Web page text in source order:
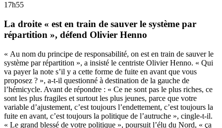
17h55
La droite « est en train de sauver le système par
répartition », défend Olivier Henno
« Au nom du principe de responsabilité, on est en train de sauver le
système par répartition », a insisté le centriste Olivier Henno. « Qui
va payer la note s’il y a cette forme de fuite en avant que vous
proposez ? », a-t-il questionné à destination de la gauche de
l’hémicycle. Avant de répondre : « Ce ne sont pas le plus riches, ce
sont les plus fragiles et surtout les plus jeunes, parce que votre
variable d’ajustement, c’est toujours l’endettement, c’est toujours la
fuite en avant, c’est toujours la politique de l’autruche », cingle-t-il.
« Le grand blessé de votre politique », poursuit l’élu du Nord, « ça